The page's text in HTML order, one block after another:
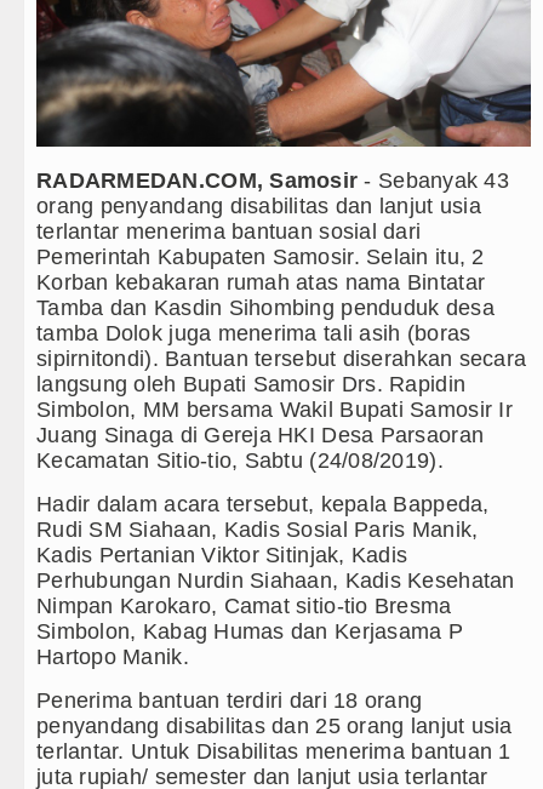
+ Lainnya
Video
Kesehatan
Siraman Rohani
Dayang Nan Tujuh Menggetarkan
Tim Gabungan Ringkus 3 Tersangka
Emma Raducanu Absen di Grand
Juventus Dikalahkan Inter Milan di Laga
PSG Ditahan Manchester United Main
Chelsea Gilas AC Milan di Laga
Ketua GRIB Jaya Labuhanbatu Gelar
Gubernur Bobby Nasution Minta
Rico Waas : Kemerdekaan Harus
Dayang Nan Tujuh Menggetarkan
Tim Gabungan Ringkus 3 Tersangka
Emma Raducanu Absen di Grand
Juventus Dikalahkan Inter Milan di
PSG Ditahan Manchester United Main
RADARMEDAN.COM, Samosir - Sebanyak 43
orang penyandang disabilitas dan lanjut usia
terlantar menerima bantuan sosial dari
Pemerintah Kabupaten Samosir. Selain itu, 2
Korban kebakaran rumah atas nama Bintatar
Tamba dan Kasdin Sihombing penduduk desa
tamba Dolok juga menerima tali asih (boras
sipirnitondi). Bantuan tersebut diserahkan secara
langsung oleh Bupati Samosir Drs. Rapidin
Simbolon, MM bersama Wakil Bupati Samosir Ir
Juang Sinaga di Gereja HKI Desa Parsaoran
Kecamatan Sitio-tio, Sabtu (24/08/2019).
Hadir dalam acara tersebut, kepala Bappeda,
Rudi SM Siahaan, Kadis Sosial Paris Manik,
Kadis Pertanian Viktor Sitinjak, Kadis
Perhubungan Nurdin Siahaan, Kadis Kesehatan
Nimpan Karokaro, Camat sitio-tio Bresma
Simbolon, Kabag Humas dan Kerjasama P
Hartopo Manik.
Penerima bantuan terdiri dari 18 orang
penyandang disabilitas dan 25 orang lanjut usia
terlantar. Untuk Disabilitas menerima bantuan 1
juta rupiah/ semester dan lanjut usia terlantar